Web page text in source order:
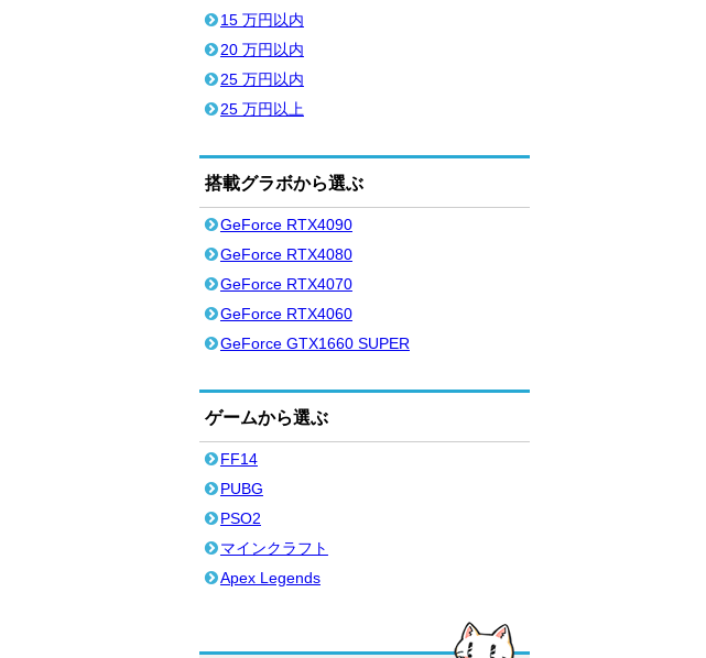
15 万円以内
20 万円以内
25 万円以内
25 万円以上
搭載グラボから選ぶ
GeForce RTX4090
GeForce RTX4080
GeForce RTX4070
GeForce RTX4060
GeForce GTX1660 SUPER
ゲームから選ぶ
FF14
PUBG
PSO2
マインクラフト
Apex Legends